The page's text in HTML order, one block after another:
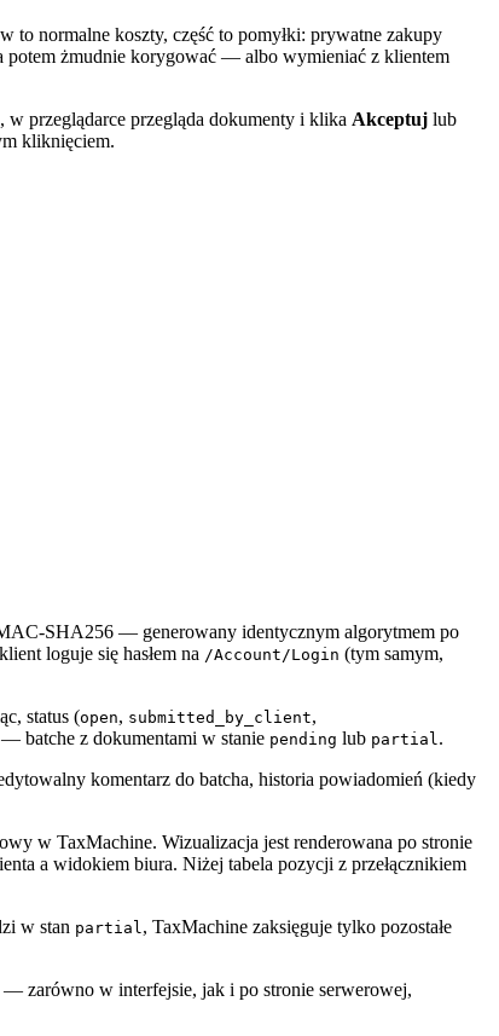
normalne koszty, część to pomyłki: prywatne zakupy
potem żmudnie korygować — albo wymieniać z klientem
przeglądarce przegląda dokumenty i klika Akceptuj lub
kliknięciem.
SHA256 — generowany identycznym algorytmem po
loguje się hasłem na /Account/Login (tym samym,
status (open, submitted_by_client,
— batche z dokumentami w stanie pending lub partial.
komentarz do batcha, historia powiadomień (kiedy
w TaxMachine. Wizualizacja jest renderowana po stronie
a widokiem biura. Niżej tabela pozycji z przełącznikiem
w stan partial, TaxMachine zaksięguje tylko pozostałe
zarówno w interfejsie, jak i po stronie serwerowej,